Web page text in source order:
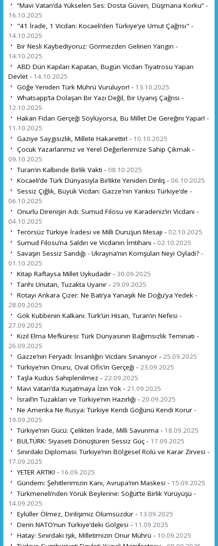
“Mavi Vatan’da Yükselen Ses: Dosta Güven, Düşmana Korku” -
16.10.2025
"41 İrade, 1 Vicdan: Kocaeli’den Türkiye’ye Umut Çağrısı" -
14.10.2025
Bir Nesli Kaybediyoruz: Görmezden Gelinen Yangın -
14.10.2025
ABD Dün Kapıları Kapatan, Bugün Vicdan Tiyatrosu Yapan
Devlet - 14.10.2025
Göğe Yeniden Türk Mührü Vuruluyor! - 13.10.2025
Whatsapp’ta Dolaşan Bir Yazı Değil, Bir Uyanış Çağrısı -
12.10.2025
Hakan Fidan Gerçeği Söylüyorsa, Bu Millet De Gereğini Yapar! -
11.10.2025
Gaziye Saygısızlık, Millete Hakarettir! - 10.10.2025
Çocuk Yazarlarımız ve Yerel Değerlerimize Sahip Çıkmak -
09.10.2025
Turan’ın Kalbinde Birlik Vakti - 08.10.2025
Kocaeli’de Türk Dünyasıyla Birlikte Yeniden Diriliş - 06.10.2025
Sessiz Çığlık, Büyük Vicdan: Gazze'nin Yankısı Türkiye’de -
06.10.2025
Onurlu Direnişin Adı: Sumud Filosu ve Karadeniz’in Vicdanı -
04.10.2025
Terörsüz Türkiye İradesi ve Milli Duruşun Mesajı - 02.10.2025
Sumud Filosu’na Saldırı ve Vicdanın İmtihanı - 02.10.2025
Savaşın Sessiz Sandığı - Ukrayna’nın Komşuları Neyi Oyladı? -
01.10.2025
Kitap Raftaysa Millet Uykudadır - 30.09.2025
Tarihi Unutan, Tuzakta Uyanır - 29.09.2025
Rotayı Ankara Çizer: Ne Batı’ya Yanaşık Ne Doğu’ya Yedek -
28.09.2025
Gök Kubbenin Kalkanı: Türk’ün Hisarı, Turan’ın Nefesi -
27.09.2025
Kızıl Elma Mefküresi: Türk Dünyasının Bağımsızlık Teminatı -
26.09.2025
Gazze’nin Feryadı: İnsanlığın Vicdanı Sınanıyor - 25.09.2025
Türkiye’nin Onuru, Oval Ofis’in Gerçeği - 23.09.2025
Taşla Kudüs Sahiplenilmez - 22.09.2025
Mavi Vatan’da Kuşatmaya İzin Yok - 21.09.2025
İsrail’in Tuzakları ve Türkiye’nin Hazırlığı - 20.09.2025
Ne Amerika Ne Rusya: Türkiye Kendi Göğünü Kendi Korur -
19.09.2025
Türkiye’nin Gücü: Çelikten İrade, Milli Savunma - 18.09.2025
BULTÜRK: Siyaseti Dönüştüren Sessiz Güç - 17.09.2025
Sınırdaki Diplomasi: Türkiye’nin Bölgesel Rolü ve Karar Zirvesi -
17.09.2025
YETER ARTIK! - 16.09.2025
Gündem: Şehitlerimizin Kanı, Avrupa’nın Maskesi - 15.09.2025
Türkmeneli’nden Yörük Beylerine: Söğüt’te Birlik Yürüyüşü -
14.09.2025
Eylüller Ölmez, Dirilişimiz Ölümsüzdür - 13.09.2025
Derin NATO’nun Türkiye’deki Gölgesi - 11.09.2025
Hatay: Sınırdaki Işık, Milletimizin Onur Mührü - 10.09.2025